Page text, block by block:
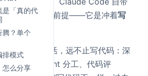
是「真的代
腾？单个
排模式
怎么分享
很好，但有个前提——它是冲着写
的。
Code 干的活，远不止写代码：深
、给一队 Agent 分工、代码评